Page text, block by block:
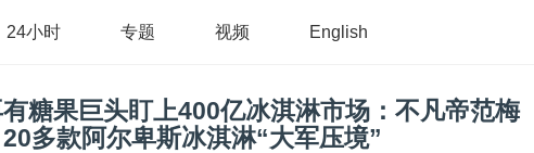
24小时 专题 视频 English
糖果巨头盯上400亿冰淇淋市场：不凡帝范梅
多款阿尔卑斯冰淇淋“大军压境”